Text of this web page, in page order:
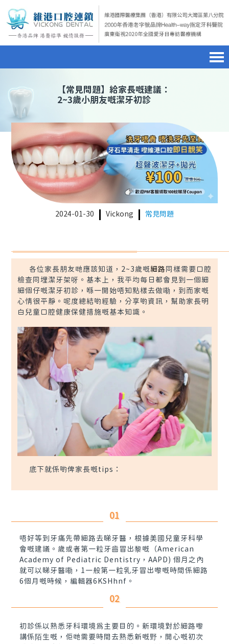
醫院簡介 hospital introduction
醫生介紹doctor introduction
醫療新聞 medical news
種植牙dental implant
orthodontics
預約牙醫contact us
微信預約
WhatsApp預約
【常見問題】給家長嘅建議：
2~3歲小朋友嘅潔牙初診
2024-01-30 Vickong 常見問題
各位家長朋友哋應該知道，2~3歲嘅細路 同樣需要口腔
檢查同埋潔牙架呀。基本上，我平均每日都會見到一個細
細個仔嘅潔牙初診，喺一開始唔知點樣去做嘞，到而家嘅
心情很平靜。呢度總結啲經驗，分享啲資訊，幫助家長明
白兒童口腔健康保健措施嘅基本知識。
底下就係啲俾家長嘅tips：
01
唔好等到牙痛先帶細路去睇牙醫，根據美國兒童牙科學
會嘅建議。歲或者第一粒牙齒冒出黎嘅（American
Academy of Pediatric Dentistry，AAPD) 個月之內
就可以睇牙醫嘞，1一般第一粒乳牙冒出嚟嘅時間係細路
6個月嘅時候，編輯器6KSHhnf。
02
初診係以熟悉牙科環境為主要目的。新環境對於細路嚟
講係陌生嘅，佢哋需要時間去熟悉新嘅野，開心嘅初次